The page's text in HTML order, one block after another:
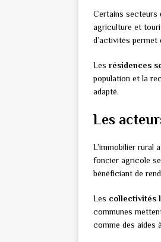
Certains secteurs
agriculture et
d’activités
Les résidences
population et la
adapté.
Les
L’immobilier rural
foncier agricole
bénéficiant de
Les collectivités
communes
comme des aides